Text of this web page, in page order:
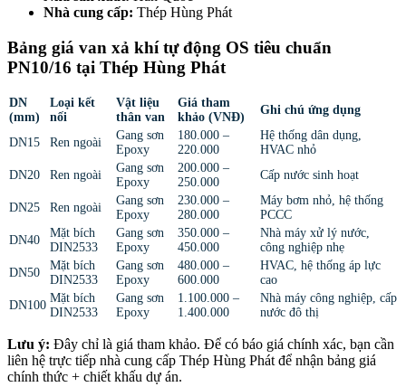
Nhà cung cấp: Thép Hùng Phát
Bảng giá van xả khí tự động OS tiêu chuẩn
PN10/16 tại Thép Hùng Phát
DN
(mm)
Loại kết
nối
Vật liệu
thân van
Giá tham
khảo (VNĐ)
Ghi chú ứng dụng
DN15 Ren ngoài
Gang sơn
Epoxy
180.000 –
220.000
Hệ thống dân dụng,
HVAC nhỏ
DN20
Ren ngoài
Gang sơn
Epoxy
200.000 –
250.000
Cấp nước sinh hoạt
DN25 Ren ngoài
Gang sơn
Epoxy
230.000 –
280.000
Máy bơm nhỏ, hệ thống
PCCC
DN40
Mặt bích
DIN2533
Gang sơn
Epoxy
350.000 –
450.000
Nhà máy xử lý nước,
công nghiệp nhẹ
DN50
Mặt bích
DIN2533
Gang sơn
Epoxy
480.000 –
600.000
HVAC, hệ thống áp lực
cao
DN100
Mặt bích
DIN2533
Gang sơn
Epoxy
1.100.000 –
1.400.000
Nhà máy công nghiệp, cấp
nước đô thị
Lưu ý: Đây chỉ là giá tham khảo. Để có báo giá chính xác, bạn cần
liên hệ trực tiếp nhà cung cấp Thép Hùng Phát để nhận bảng giá
chính thức + chiết khấu dự án.